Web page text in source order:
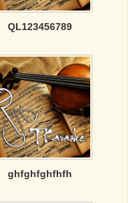
QL123456789
ghfghfghfhfh